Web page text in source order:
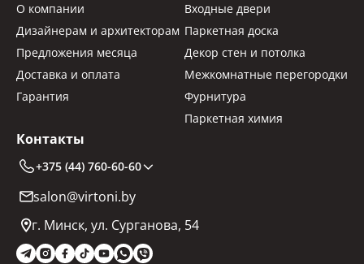
О компании
Дизайнерам и архитекторам
Предложения месяца
Доставка и оплата
Гарантия
Входные двери
Паркетная доска
Декор стен и потолка
Межкомнатные перегородки
Фурнитура
Паркетная химия
Контакты
+375 (44) 760-60-60
salon@virtoni.by
г. Минск, ул. Сурганова, 54